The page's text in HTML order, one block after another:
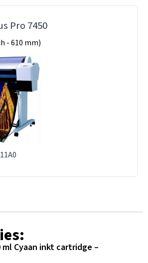
Pro 7450
- 610 mm)
ml Cyaan inkt cartridge –